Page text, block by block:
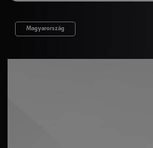
Magyarország